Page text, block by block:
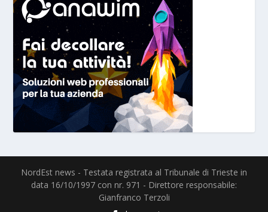
NordEst news - Testata registrata al Tribunale di Trieste in
data 16/10/1997 con nr. 971 - Direttore responsabile:
Gianfranco Terzoli